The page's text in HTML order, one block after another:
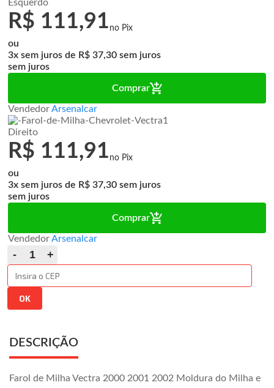
Esquerdo
R$ 111,91
ou
3x
de R$ 37,30
sem juros
Comprar
VendedorArsenalcar
Direito
R$ 111,91
ou
3x
de R$ 37,30
sem juros
Comprar
VendedorArsenalcar
DESCRIÇÃO
Farol de Milha Vectra 2000 2001 2002 Moldura do Milha e